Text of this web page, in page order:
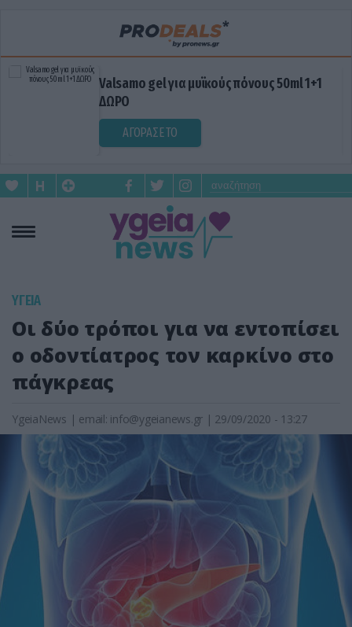
Valsamo gel για μυϊκούς πόνους 50ml 1+1
ΔΩΡΟ
ΑΓΟΡΑΣΕ ΤΟ
ΥΓΕΙΑ
Οι δύο τρόποι για να εντοπίσει
ο οδοντίατρος τον καρκίνο στο
πάγκρεας
YgeiaNews | email: info@ygeianews.gr | 29/09/2020 - 13:27